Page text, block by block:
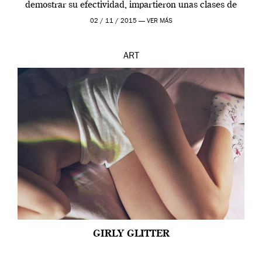
demostrar su efectividad, impartieron unas clases de
prueba en el Tate […]
02 / 11 / 2015 — VER MÁS
ART
GIRLY GLITTER